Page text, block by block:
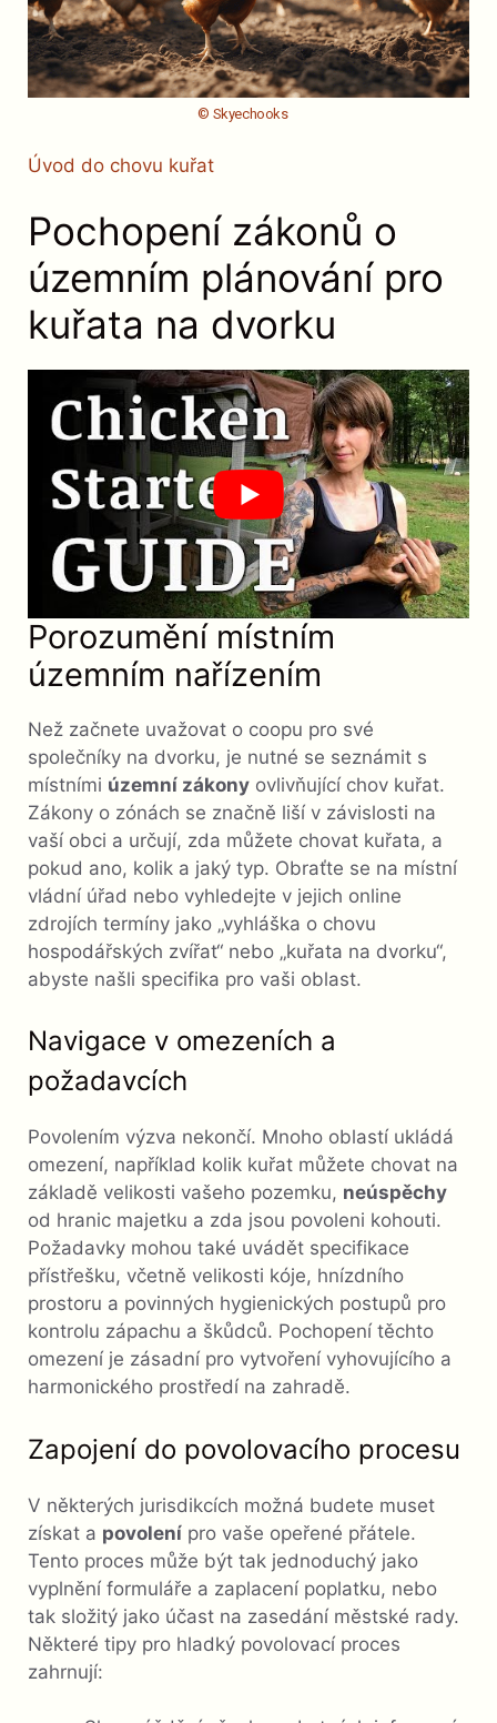
© Skyechooks
Úvod do chovu kuřat
Pochopení zákonů o
územním plánování pro
kuřata na dvorku
Porozumění místním
územním nařízením
Než začnete uvažovat o coopu pro své
společníky na dvorku, je nutné se seznámit s
místními územní zákony ovlivňující chov kuřat.
Zákony o zónách se značně liší v závislosti na
vaší obci a určují, zda můžete chovat kuřata, a
pokud ano, kolik a jaký typ. Obraťte se na místní
vládní úřad nebo vyhledejte v jejich online
zdrojích termíny jako „vyhláška o chovu
hospodářských zvířat“ nebo „kuřata na dvorku“,
abyste našli specifika pro vaši oblast.
Navigace v omezeních a
požadavcích
Povolením výzva nekončí. Mnoho oblastí ukládá
omezení, například kolik kuřat můžete chovat na
základě velikosti vašeho pozemku, neúspěchy
od hranic majetku a zda jsou povoleni kohouti.
Požadavky mohou také uvádět specifikace
přístřešku, včetně velikosti kóje, hnízdního
prostoru a povinných hygienických postupů pro
kontrolu zápachu a škůdců. Pochopení těchto
omezení je zásadní pro vytvoření vyhovujícího a
harmonického prostředí na zahradě.
Zapojení do povolovacího procesu
V některých jurisdikcích možná budete muset
získat a povolení pro vaše opeřené přátele.
Tento proces může být tak jednoduchý jako
vyplnění formuláře a zaplacení poplatku, nebo
tak složitý jako účast na zasedání městské rady.
Některé tipy pro hladký povolovací proces
zahrnují: